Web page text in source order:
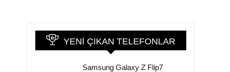
YENI ÇIKAN TELEFONLAR
Samsung Galaxy Z Flip7